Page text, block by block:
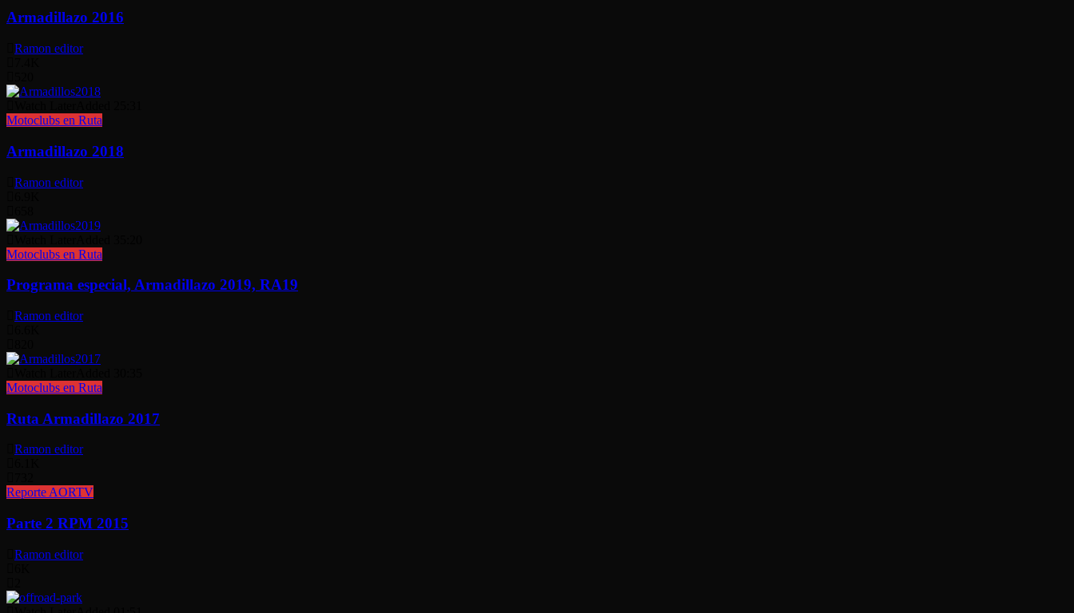
Armadillazo 2016
Ramon editor
Motoclubs en Ruta
Armadillazo 2018
Ramon editor
Motoclubs en Ruta
Programa especial, Armadillazo 2019, RA19
Ramon editor
Motoclubs en Ruta
Ruta Armadillazo 2017
Ramon editor
Reporte AORTV
Parte 2 RPM 2015
Ramon editor